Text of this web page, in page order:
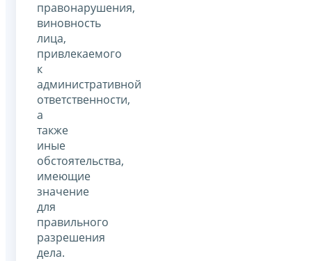
правонарушения,
виновность
лица,
привлекаемого
к
административной
ответственности,
а
также
иные
обстоятельства,
имеющие
значение
для
правильного
разрешения
дела.